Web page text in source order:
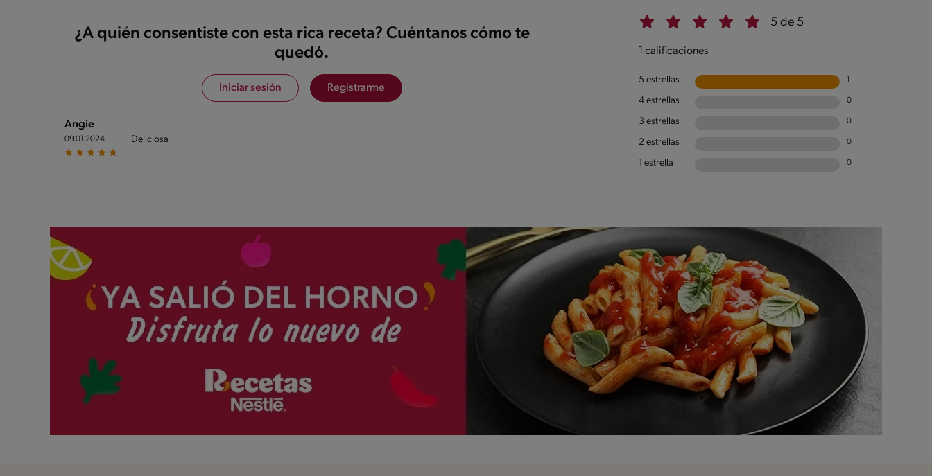
5 de 5
1 calificaciones
5 estrellas 1
4 estrellas 0
3 estrellas 0
2 estrellas 0
1 estrella 0
¿A quién consentiste con esta rica receta? Cuéntanos cómo te
quedó.
Iniciar sesión Registrarme
Angie
09.01.2024 Deliciosa